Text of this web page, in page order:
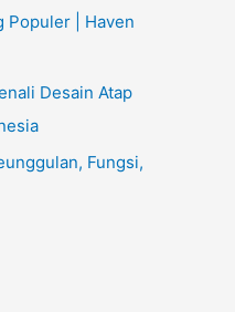
Populer | Haven
Desain Atap
Fungsi,